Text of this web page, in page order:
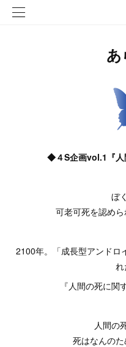
あ
◆４S企画vol.1『人
ぼ
可老可死を認め
2100年。「成長型アンドロ
『人間の死に関
人間の
死はなんの